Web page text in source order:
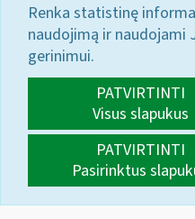
Renka statistinę
naudojimą ir naudojami
gerinimui.
PATVIRTINTI
Visus slapukus
PATVIRTINTI
Pasirinktus